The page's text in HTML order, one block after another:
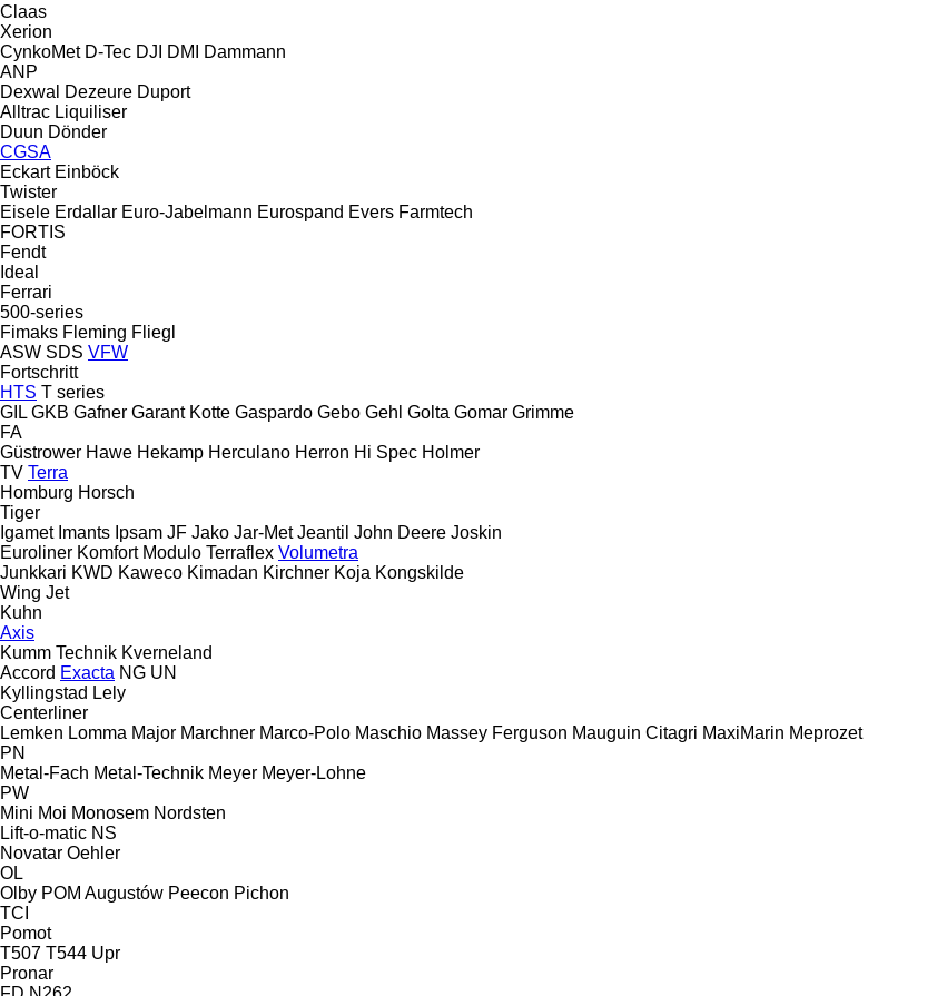
Claas
Xerion
CynkoMet D-Tec DJI DMI
Dammann
ANP
Dexwal
Dezeure Duport
Alltrac Liquiliser
Duun Dönder
CGSA
Eckart Einböck
Twister
Eisele Erdallar Euro-Jabelmann Eurospand Evers Farmtech
FORTIS
Fendt
Ideal
Ferrari
500-series
Fimaks Fleming Fliegl
ASW SDS VFW
Fortschritt
HTS T series
GIL GKB Gafner Garant Kotte Gaspardo Gebo Gehl Golta Gomar Grimme
FA
Güstrower Hawe Hekamp Herculano Herron Hi Spec Holmer
TV Terra
Homburg Horsch
Tiger
Igamet Imants Ipsam JF Jako Jar-Met Jeantil John Deere Joskin
Euroliner Komfort Modulo Terraflex Volumetra
Junkkari KWD Kaweco Kimadan Kirchner Koja Kongskilde
Wing Jet
Kuhn
Axis
Kumm Technik Kverneland
Accord Exacta NG UN
Kyllingstad Lely
Centerliner
Lemken Lomma Major Marchner Marco-Polo Maschio Massey Ferguson Mauguin Citagri MaxiMarin Meprozet
PN
Metal-Fach Metal-Technik Meyer Meyer-Lohne
PW
Mini Moi Monosem Nordsten
Lift-o-matic NS
Novatar Oehler
OL
Olby POM Augustów Peecon Pichon
TCI
Pomot
T507 T544 Upr
Pronar